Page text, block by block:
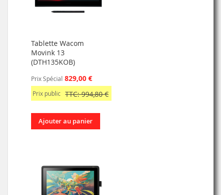
Tablette Wacom
Movink 13
(DTH135KOB)
Prix Spécial 829,00 €
Prix public TTC: 994,80 €
Ajouter au panier